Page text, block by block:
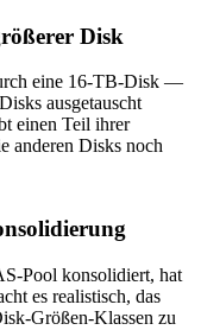
Disk
eine 16-TB-Disk —
ausgetauscht
einen Teil ihrer
anderen Disks noch
Pool konsolidiert, hat
es realistisch, das
Größen-Klassen zu